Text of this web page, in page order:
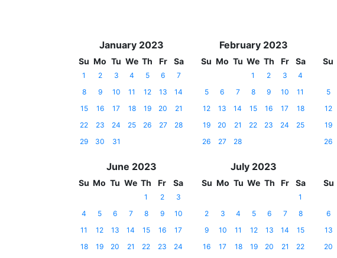
January 2023
Su Mo Tu We Th Fr Sa
1 2 3 4 5 6
7
8
9 10 11 12 13
14
15
16 17 18 19 20
21
22
23 24 25 26 27
28
29
30 31
February 2023
Su Mo Tu We Th Fr Sa
1 2 3
4
5
6 7 8 9 10
11
12
13 14 15 16 17
18
19
20 21 22 23 24
25
26
27 28
Su
5
12
19
26
June 2023
Su Mo Tu We Th Fr Sa
1 2
3
4
5 6 7 8 9
10
11
12 13 14 15 16
17
18
19 20 21 22 23
24
July 2023
Su Mo Tu We Th Fr Sa
1
2
3 4 5 6 7
8
9
10 11 12 13 14
15
16
17 18 19 20 21
22
Su
6
13
20